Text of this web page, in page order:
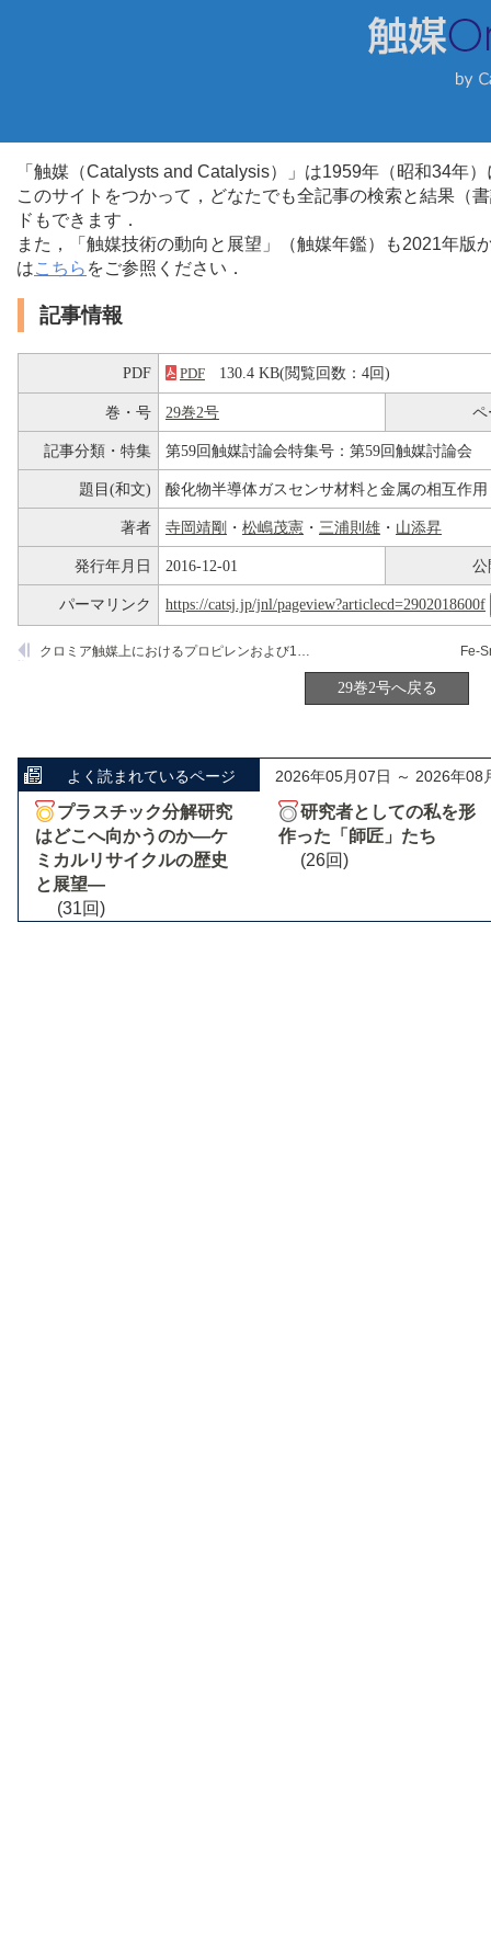
「触媒（Catalysts and Catalysis）」は1959年（昭和34年
このサイトをつかって，どなたでも全記事の検索と結果（
ドもできます．
また，「触媒技術の動向と展望」（触媒年鑑）も2021年
はこちら をご参照ください．
記事情報
PDF PDF 130.4 KB(閲覧回数：4回)
巻・号 29巻2号 ペ
記事分類・特集 第59回触媒討論会特集号：第59回触媒討論会
題目(和文) 酸化物半導体ガスセンサ材料と金属の相互作用
著者 寺岡靖剛 ・ 松嶋茂憲 ・ 三浦則雄 ・ 山添昇
発行年月日 2016-12-01 公
パーマリンク https://catsj.jp/jnl/pageview?articlecd=2902018600f
クロミア触媒上におけるプロピレンおよび1-ブテンの異性化反応
29巻2号へ戻る
よく読まれているページ 2026年05月07日 ～ 2026年08
プラスチック分解研究
はどこへ向かうのか―ケ
ミカルリサイクルの歴史
と展望―
(31回)
研究者としての私を形
作った「師匠」たち
(26回)